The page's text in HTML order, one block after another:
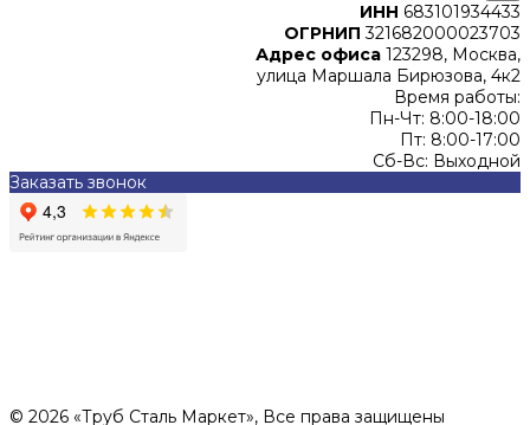
ИНН 683101934433
ОГРНИП 321682000023703
Адрес офиса 123298, Москва,
улица Маршала Бирюзова, 4к2
Время работы:
Пн-Чт: 8:00-18:00
Пт: 8:00-17:00
Сб-Вс: Выходной
Заказать звонок
© 2026 «Труб Сталь Маркет», Все права защищены